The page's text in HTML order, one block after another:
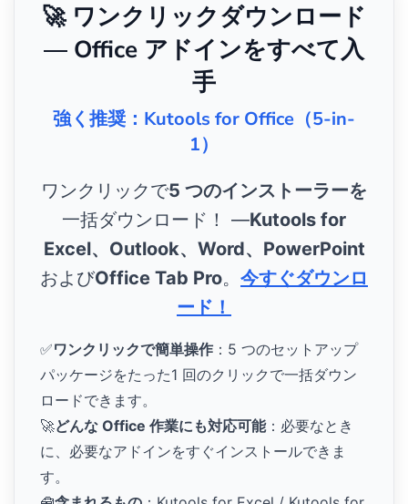
🚀 ワンクリックダウンロード
— Office アドインをすべて入
手
強く推奨：Kutools for Office（5-in-
1）
ワンクリックで5 つのインストーラーを
一括ダウンロード！ ―Kutools for
Excel、Outlook、Word、PowerPoint
およびOffice Tab Pro。 今すぐダウンロ
ード！
✅ワンクリックで簡単操作 ：5 つのセットアップ
パッケージをたった1 回のクリックで一括ダウン
ロードできます。
🚀どんな Office 作業にも対応可能：必要なとき
に、必要なアドインをすぐインストールできま
す。